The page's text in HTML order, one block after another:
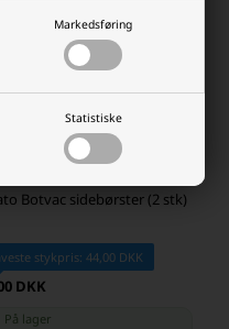
Markedsføring
Statistiske
Botvac sidebørster (2 stk)
stykpris: 44,00 DKK
DKK
På lager